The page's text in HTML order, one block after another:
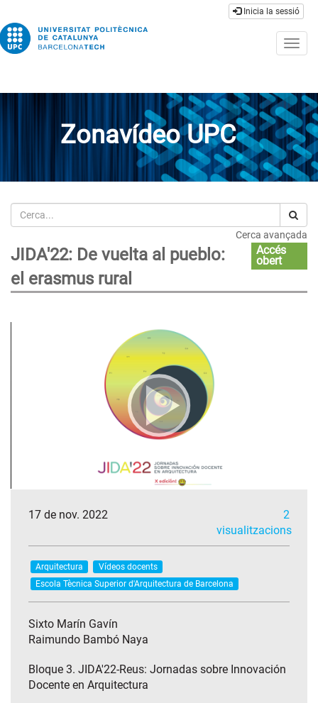
Inicia la sessió
Zonavídeo UPC
Cerca
Cerca avançada
JIDA'22: De vuelta al pueblo:
el erasmus rural
Accés
obert
17 de nov. 2022
2
visualitzacions
Arquitectura
Vídeos docents
Escola Tècnica Superior d'Arquitectura de Barcelona
Sixto Marín Gavín
Raimundo Bambó Naya
Bloque 3. JIDA'22-Reus: Jornadas sobre Innovación
Docente en Arquitectura